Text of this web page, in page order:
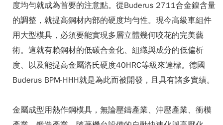
度均勻就成為首要的注意點。從Buderus 2711合金鎳含量
的調整，就提高鋼材內部的硬度均勻性。現今高級車組件
用大型模具，必須要能實現多層立體幾何咬花的完美藝
術。這就有賴鋼材的低碳合金化、組織與成分的低偏析
度、以及能提高金屬洛氏硬度40HRC等級來達標。德國
Buderus BPM-HHH就是為此而被開發，且具有諸多實績。
金屬成型用熱作鋼模具，無論壓鑄產業、沖壓產業、衝模